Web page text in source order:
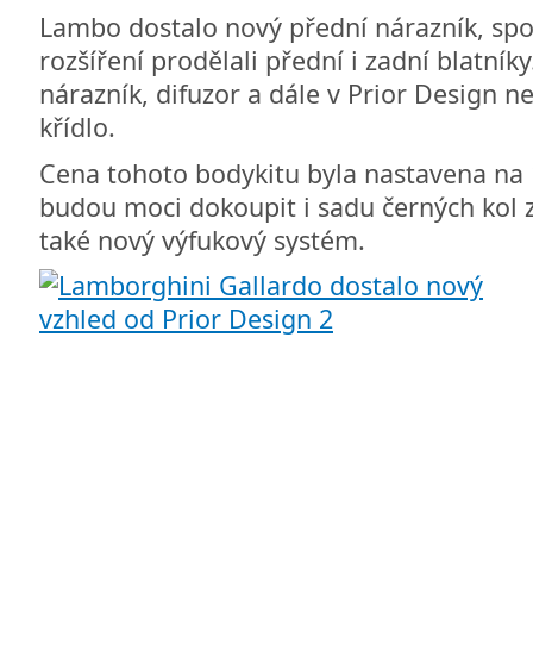
Lambo dostalo nový přední nárazník,
rozšíření prodělali přední i zadní
nárazník, difuzor a dále v Prior Design
křídlo.
Cena tohoto bodykitu byla nastavena na
budou moci dokoupit i sadu černých kol
také nový výfukový systém.